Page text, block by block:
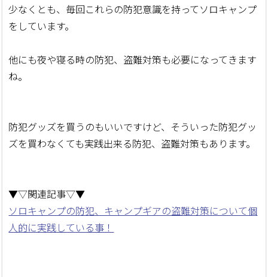
少なくとも、毎回これらの防犯意識を持ってソロキャンプ
をしています。
他にも夜や寝る時の防犯、盗難対策も必要になってきます
ね。
防犯グッズを買うのもいいですけど、そういった防犯グッ
ズを買わなくても実践出来る防犯、盗難対策もあります。
▼▽関連記事▽▼
ソロキャンプの防犯、キャンプギアの盗難対策について個
人的に実践している事！